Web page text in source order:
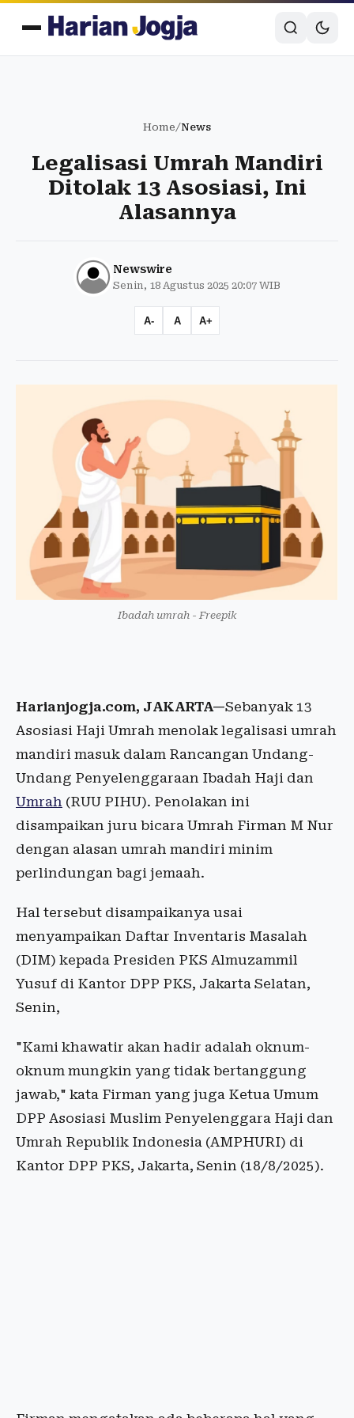
Home/News
Legalisasi Umrah Mandiri
Ditolak 13 Asosiasi, Ini
Alasannya
Newswire
Senin, 18 Agustus 2025 20:07 WIB
A- A A+
Ibadah umrah - Freepik
Harianjogja.com, JAKARTA—Sebanyak 13
Asosiasi Haji Umrah menolak legalisasi umrah
mandiri masuk dalam Rancangan Undang-
Undang Penyelenggaraan Ibadah Haji dan
Umrah (RUU PIHU). Penolakan ini
disampaikan juru bicara Umrah Firman M Nur
dengan alasan umrah mandiri minim
perlindungan bagi jemaah.
Hal tersebut disampaikanya usai
menyampaikan Daftar Inventaris Masalah
(DIM) kepada Presiden PKS Almuzammil
Yusuf di Kantor DPP PKS, Jakarta Selatan,
Senin,
"Kami khawatir akan hadir adalah oknum-
oknum mungkin yang tidak bertanggung
jawab," kata Firman yang juga Ketua Umum
DPP Asosiasi Muslim Penyelenggara Haji dan
Umrah Republik Indonesia (AMPHURI) di
Kantor DPP PKS, Jakarta, Senin (18/8/2025).